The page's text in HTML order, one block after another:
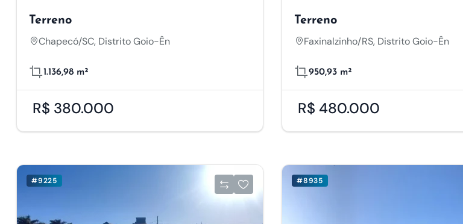
Terreno
Chapecó/SC, Distrito Goio-Ên
1.136,98 m²
R$ 380.000
Terreno
Faxinalzinho/RS, Distrito Goio-Ên
950,93 m²
R$ 480.000
#9225 #8935